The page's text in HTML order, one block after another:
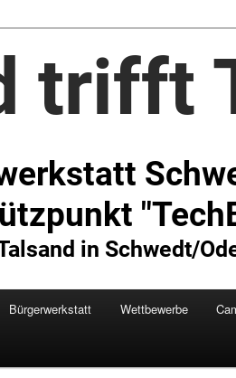
e.V.
Bürgerwerkstatt Wettbewerbe